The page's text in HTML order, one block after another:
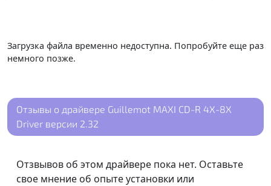
Загрузка файла временно недоступна. Попробуйте еще раз
немного позже.
Отзывы о драйвере Guillemot MAXI CD-R 4X-8X
Driver версии 2.32
Отзвывов об этом драйвере пока нет. Оставьте
свое мнение об опыте установки или